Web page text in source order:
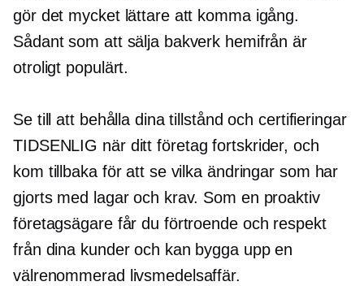
gör det mycket lättare att komma igång.
Sådant som att sälja bakverk hemifrån är
otroligt populärt.
Se till att behålla dina tillstånd och certifieringar
TIDSENLIG när ditt företag fortskrider, och
kom tillbaka för att se vilka ändringar som har
gjorts med lagar och krav. Som en proaktiv
företagsägare får du förtroende och respekt
från dina kunder och kan bygga upp en
välrenommerad livsmedelsaffär.